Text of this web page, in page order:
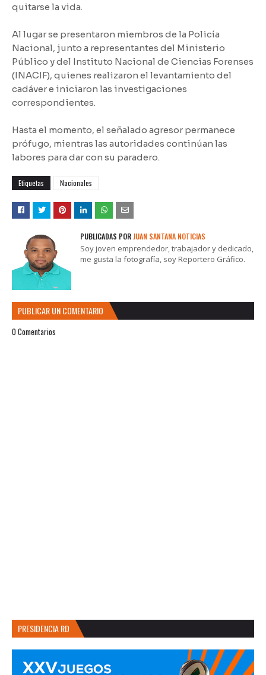
quitarse la vida.
Al lugar se presentaron miembros de la Policía
Nacional, junto a representantes del Ministerio
Público y del Instituto Nacional de Ciencias Forenses
(INACIF), quienes realizaron el levantamiento del
cadáver e iniciaron las investigaciones
correspondientes.
Hasta el momento, el señalado agresor permanece
prófugo, mientras las autoridades continúan las
labores para dar con su paradero.
Etiquetas Nacionales
PUBLICADAS PORJUAN SANTANA NOTICIAS
Soy joven emprendedor, trabajador y dedicado,
me gusta la fotografía, soy Reportero Gráfico.
PUBLICAR UN COMENTARIO
0 Comentarios
PRESIDENCIA RD